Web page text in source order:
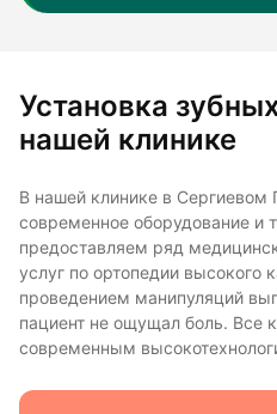
Установка
нашей клинике
В нашей клинике в Сергиевом
современное оборудование и
предоставляем ряд
услуг по ортопедии высокого
проведением манипуляций
пациент не ощущал боль. Все
современным